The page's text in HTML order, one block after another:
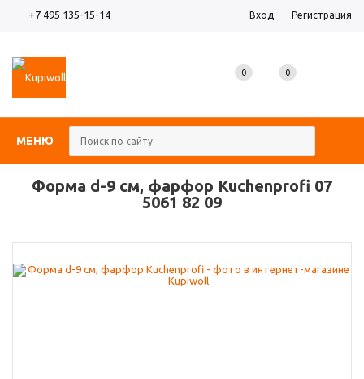
+7 495 135-15-14 Вход Регистрация
МЕНЮ
0 0
Форма d-9 см, фарфор Kuchenprofi 07
5061 82 09